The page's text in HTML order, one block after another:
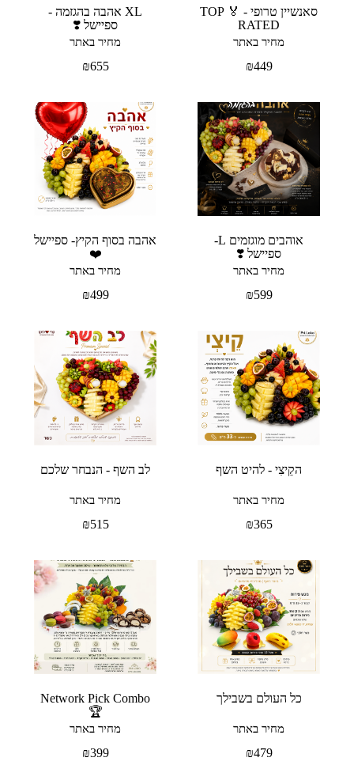
סאנשיין טרופי - 🏅 TOP
RATED
מחיר באתר
₪449
XL אהבה בהגזמה -
ספיישל ❣️
מחיר באתר
₪655
אוהבים מוגזמים L-
ספיישל ❣️
מחיר באתר
₪599
אהבה בסוף הקיץ- ספיישל
❤️
מחיר באתר
₪499
הקֵיצִי - להיט השף
מחיר באתר
₪365
לב השף - הנבחר שלכם
מחיר באתר
₪515
כל העולם בשבילך
מחיר באתר
₪479
Network Pick Combo
🏆
מחיר באתר
₪399